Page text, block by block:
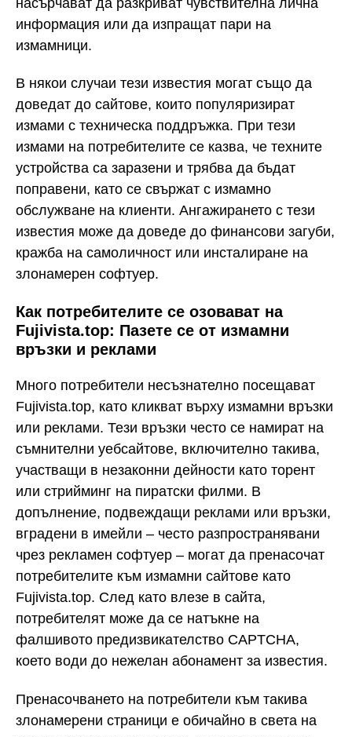
информация или да изпращат пари на
измамници.
В някои случаи тези известия могат също да
доведат до сайтове, които популяризират
измами с техническа поддръжка. При тези
измами на потребителите се казва, че техните
устройства са заразени и трябва да бъдат
поправени, като се свържат с измамно
обслужване на клиенти. Ангажирането с тези
известия може да доведе до финансови загуби,
кражба на самоличност или инсталиране на
злонамерен софтуер.
Как потребителите се озовават на
Fujivista.top: Пазете се от измамни
връзки и реклами
Много потребители несъзнателно посещават
Fujivista.top, като кликват върху измамни връзки
или реклами. Тези връзки често се намират на
съмнителни уебсайтове, включително такива,
участващи в незаконни дейности като торент
или стрийминг на пиратски филми. В
допълнение, подвеждащи реклами или връзки,
вградени в имейли – често разпространявани
чрез рекламен софтуер – могат да пренасочат
потребителите към измамни сайтове като
Fujivista.top. След като влезе в сайта,
потребителят може да се натъкне на
фалшивото предизвикателство CAPTCHA,
което води до нежелан абонамент за известия.
Пренасочването на потребители към такива
злонамерени страници е обичайно в света на